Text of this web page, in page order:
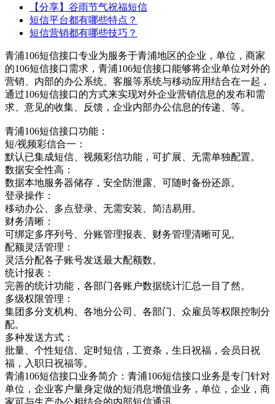
【分享】谷雨节气祝福短信
短信平台都有哪些特点？
短信营销都有哪些技巧？
青浦106短信接口专业为服务于青浦地区的企业，单位，商家
的106短信接口需求，青浦106短信接口能够将企业单位对外的
营销、内部的办公系统、客服等系统与移动应用结合在一起，
通过106短信接口的方式来实现对外企业营销信息的发布和需
求、意见的收集、反馈，企业内部办公信息的传递、等。
青浦106短信接口功能：
短/视频彩信合一：
默认已集成短信、视频彩信功能，可扩展、无需单独配置。
数据安全性高：
数据本地服务器储存，安全防泄露、可随时备份还原。
登录操作：
移动办公、多点登录、无需安装、简洁易用。
财务清晰：
可绑定多序列号、分账管理报表、财务管理清晰可见。
配额灵活管理：
灵活分配各子账号发送最大配额数。
统计报表：
完善的统计功能，各部门各账户数据统计汇总一目了然。
多级权限管理：
集团多分支机构、各地分公司、各部门、众雇员等权限控制分
配。
多种发送方式：
批量、个性短信、定时短信，工资条，生日祝福，会员日祝
福，入职日祝福等。
青浦106短信接口业务简介：青浦106短信接口业务是专门针对
单位，企业客户量身定做的短消息增值业务，单位，企业，商
家可与生产办公相结合的内部短信通讯，